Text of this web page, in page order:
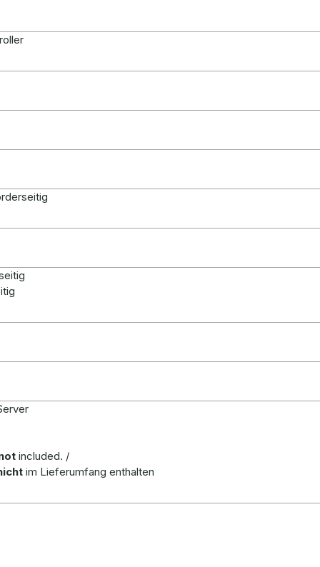
included. /
im Lieferumfang enthalten